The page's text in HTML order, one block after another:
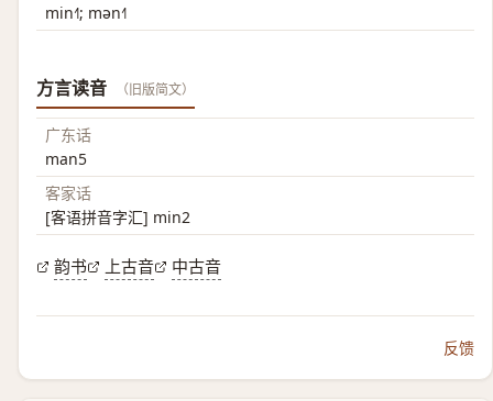
min˧˥; mən˧˥
方言读音 （旧版简文）
广东话
man5
客家话
[客语拼音字汇] min2
韵书 上古音 中古音
反馈